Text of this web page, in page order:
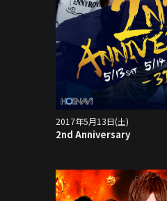
2017年5月13日(土)
2nd Anniversary